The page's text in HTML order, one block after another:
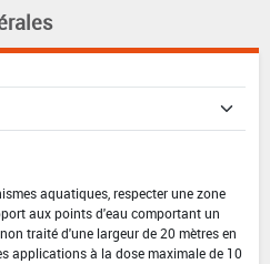
aquatiques, respecter une zone
aux points d'eau comportant un
traité d'une largeur de 20 mètres en
applications à la dose maximale de 10